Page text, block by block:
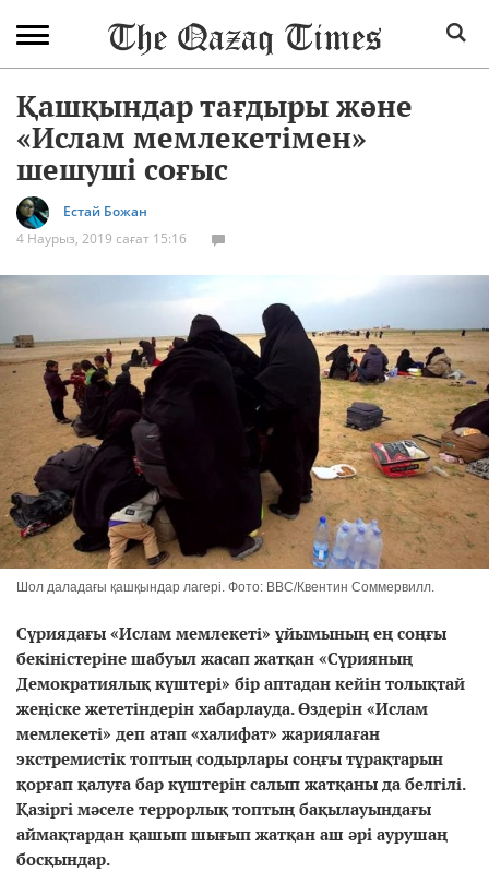
Қашқындар тағдыры және
«Ислам мемлекетімен»
шешуші соғыс
Естай Божан
4 Наурыз, 2019 сағат 15:16
Шол даладағы қашқындар лагері. Фото: BBC/Квентин Соммервилл.
Сүриядағы «Ислам мемлекеті» ұйымының ең соңғы
бекіністеріне шабуыл жасап жатқан «Сүрияның
Демократиялық күштері» бір аптадан кейін толықтай
жеңіске жететіндерін хабарлауда. Өздерін «Ислам
мемлекеті» деп атап «халифат» жариялаған
экстремистік топтың содырлары соңғы тұрақтарын
қорғап қалуға бар күштерін салып жатқаны да белгілі.
Қазіргі мәселе террорлық топтың бақылауындағы
аймақтардан қашып шығып жатқан аш әрі аурушаң
босқындар.